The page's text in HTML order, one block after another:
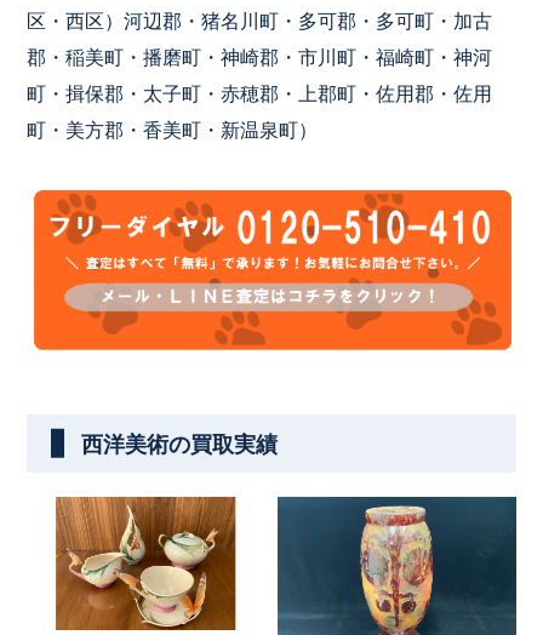
区・西区）河辺郡・猪名川町・多可郡・多可町・加古
郡・稲美町・播磨町・神崎郡・市川町・福崎町・神河
町・揖保郡・太子町・赤穂郡・上郡町・佐用郡・佐用
町・美方郡・香美町・新温泉町）
西洋美術の買取実績